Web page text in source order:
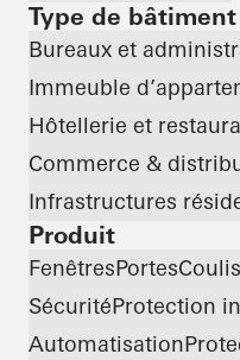
Type de bâtiment
Bureaux et
Immeuble
Hôtellerie et
Commerce &
Infrastructures
Produit
FenêtresPortes
SécuritéProtection
Automatisation